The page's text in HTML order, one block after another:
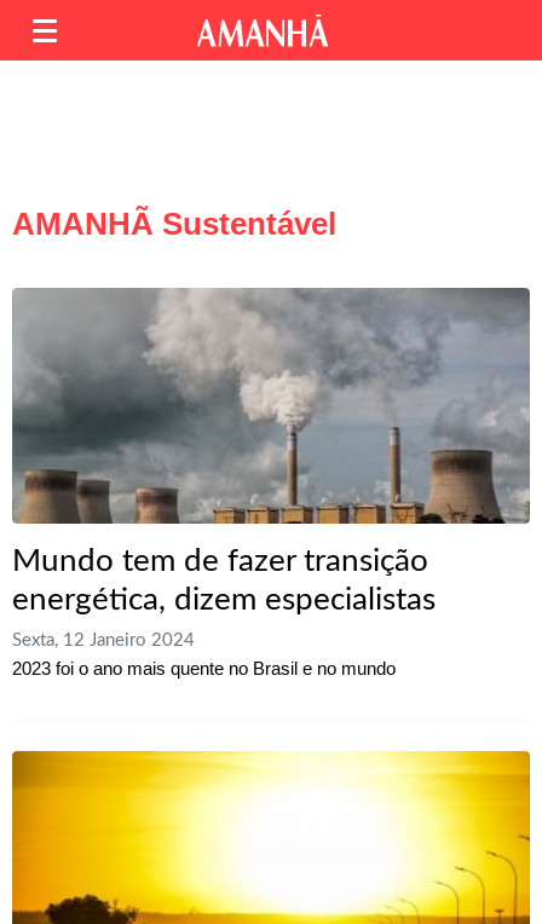
AMANHÃ Sustentável
Mundo tem de fazer transição
energética, dizem especialistas
Sexta, 12 Janeiro 2024
2023 foi o ano mais quente no Brasil e no mundo